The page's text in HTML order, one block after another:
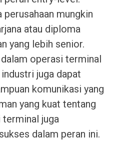
perusahaan mungkin
atau diploma
yang lebih senior.
operasi terminal
juga dapat
komunikasi yang
yang kuat tentang
juga
dalam peran ini.